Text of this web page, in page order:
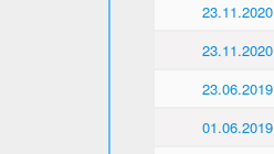
23.11.2020
23.11.2020
23.06.2019
01.06.2019